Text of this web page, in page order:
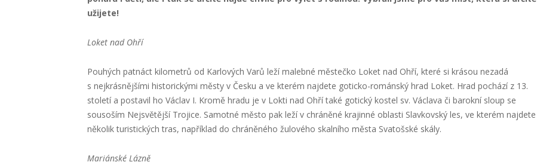
užijete!
Loket nad Ohří
Pouhých patnáct kilometrů od Karlových Varů leží malebné městečko Loket nad Ohří, které si krásou nezadá
s nejkrásnějšími historickými městy v Česku a ve kterém najdete goticko-románský hrad Loket. Hrad pochází z 13.
století a postavil ho Václav I. Kromě hradu je v Lokti nad Ohří také gotický kostel sv. Václava či barokní sloup se
sousoším Nejsvětější Trojice. Samotné město pak leží v chráněné krajinné oblasti Slavkovský les, ve kterém najdete
několik turistických tras, například do chráněného žulového skalního města Svatošské skály.
Mariánské Lázně